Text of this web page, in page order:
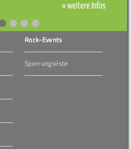
» weitere Infos
Rock-Events
Sperrungsliste